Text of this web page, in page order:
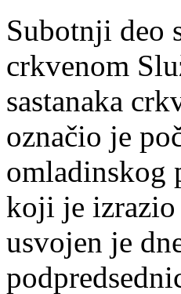
Subotnji deo
crkvenom
sastanaka
označio je
omladinskog
koji je
usvojen je